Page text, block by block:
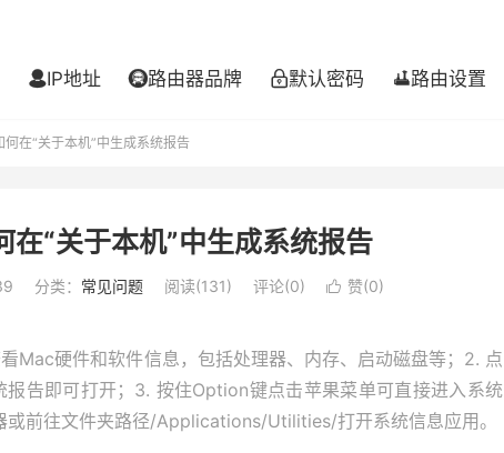
IP地址 路由器品牌 默认密码 路由设置
何在“关于本机”中生成系统报告
在“关于本机”中生成系统报告
分类： 常见问题 阅读(131) 评论(0)  赞(0)
Mac硬件和软件信息，包括处理器、内存、启动磁盘等；2. 点
告即可打开；3. 按住Option键点击苹果菜单可直接进入系统
或前往文件夹路径/Applications/Utilities/打开系统信息应用。